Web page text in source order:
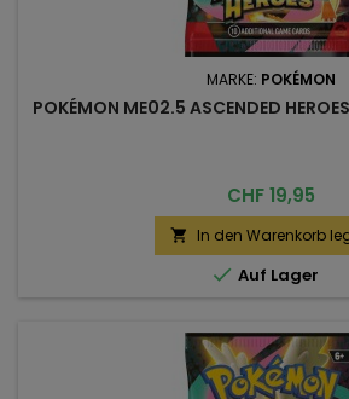
MARKE: POKÉMON
POKÉMON ME02.5 ASCENDED
Preis
CHF 19,95
 In den Warenkorb
 Auf Lager